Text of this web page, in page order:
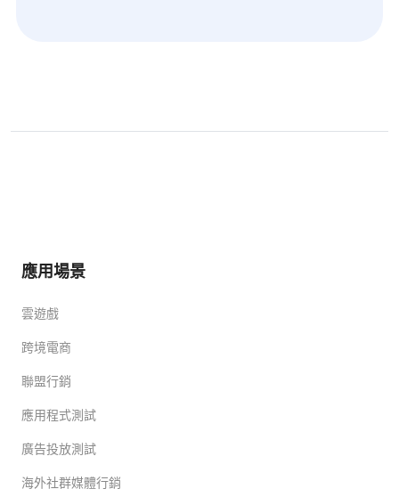
應用場景
雲遊戲
跨境電商
聯盟行銷
應用程式測試
廣告投放測試
海外社群媒體行銷